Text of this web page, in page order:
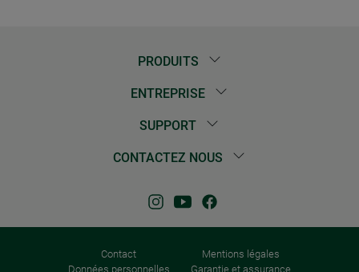
PRODUITS
ENTREPRISE
SUPPORT
CONTACTEZ NOUS
Contact
Mentions légales
Données personnelles
Garantie et assurance